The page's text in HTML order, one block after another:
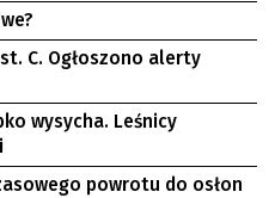
C. Ogłoszono alerty
wysycha. Leśnicy
powrotu do osłon